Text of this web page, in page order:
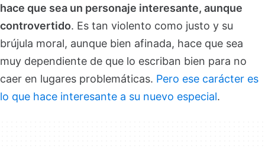
hace que sea un personaje interesante, aunque
controvertido. Es tan violento como justo y su
brújula moral, aunque bien afinada, hace que sea
muy dependiente de que lo escriban bien para no
caer en lugares problemáticas. Pero ese carácter es
lo que hace interesante a su nuevo especial.